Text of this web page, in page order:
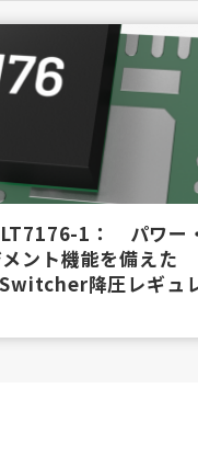
LT7176-1： パワー
ント機能を備えた
降圧レギュ